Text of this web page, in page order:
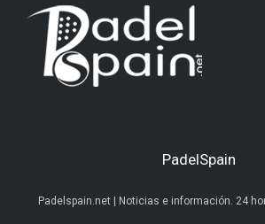
PadelSpain
Padelspain.net | Noticias e información. 24